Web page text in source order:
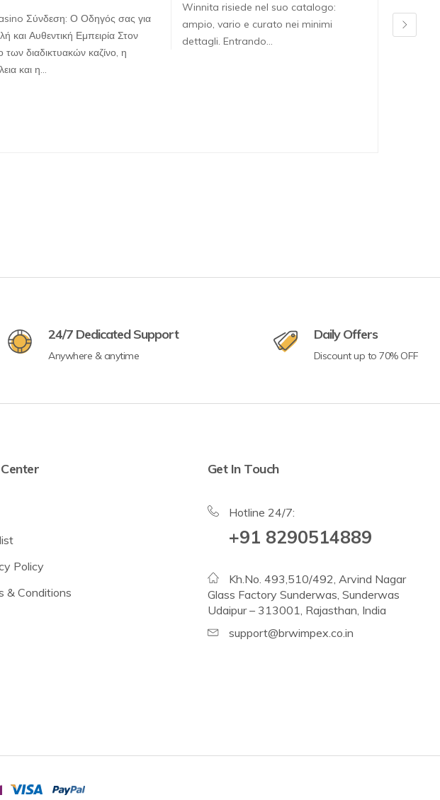
Σύνδεση: Ο Οδηγός σας για
και Αυθεντική Εμπειρία Στον
των διαδικτυακών καζίνο, η
και η…
Winnita risiede nel suo catalogo:
ampio, vario e curato nei minimi
dettagli. Entrando…
ampio,
dettagli.
24/7 Dedicated Support
Anywhere & anytime
Daily Offers
Discount up to 70% OFF
Policy
& Conditions
Get In Touch
Hotline 24/7:
+91 8290514889
Kh.No. 493,510/492, Arvind Nagar
Glass Factory Sunderwas, Sunderwas
Udaipur – 313001, Rajasthan, India
support@brwimpex.co.in